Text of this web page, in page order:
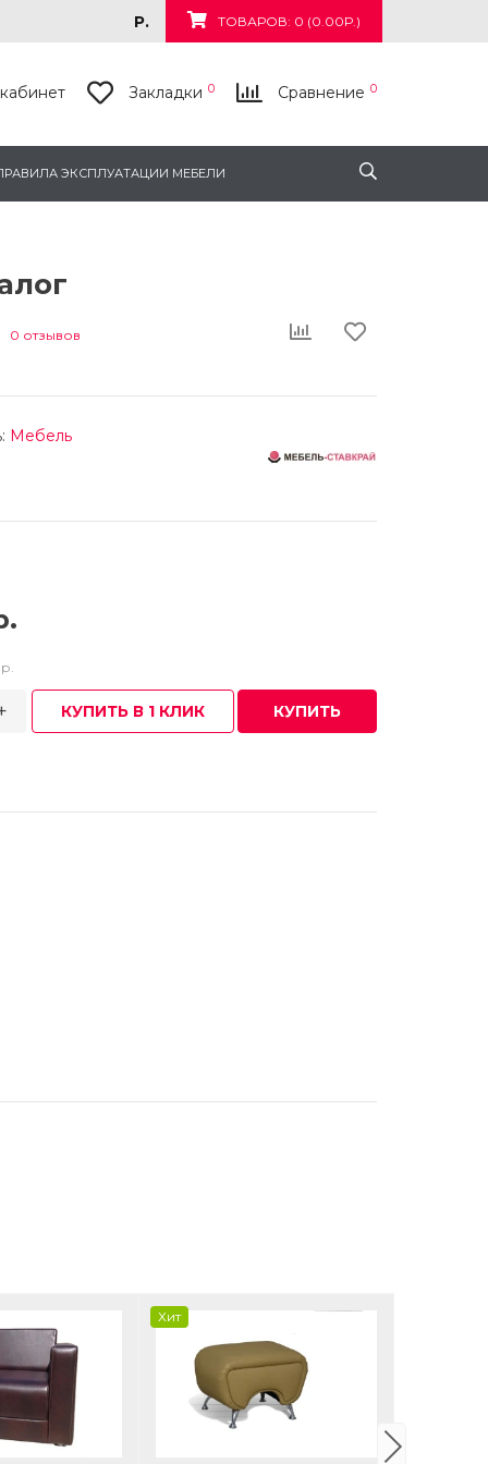
ТОВАРОВ: 0 (0.00Р.)
Р.
Закладки 0 Сравнение 0
ЭКСПЛУАТАЦИИ МЕБЕЛИ
0 отзывов
Мебель
КУПИТЬ В 1 КЛИК КУПИТЬ
Хит